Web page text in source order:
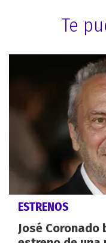
Te
ESTRENOS
José